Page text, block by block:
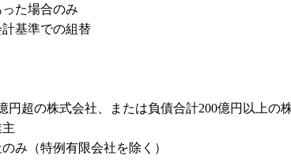
た場合のみ
基準での組替
円超の株式会社、または負債合計200億円以上の
み（特例有限会社を除く）